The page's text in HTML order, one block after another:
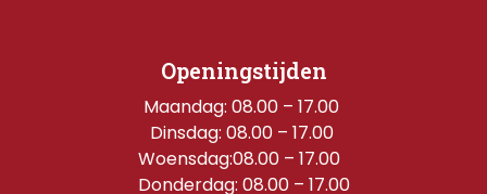
Openingstijden
Maandag: 08.00 – 17.00
Dinsdag: 08.00 – 17.00
Woensdag:08.00 – 17.00
Donderdag: 08.00 – 17.00